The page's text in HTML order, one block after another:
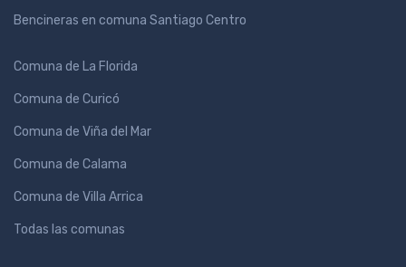
Bencineras en comuna Santiago Centro
Comuna de La Florida
Comuna de Curicó
Comuna de Viña del Mar
Comuna de Calama
Comuna de Villa Arrica
Todas las comunas